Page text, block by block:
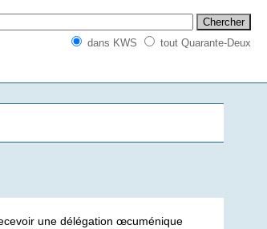
dans KWS tout Quarante-Deux
une délégation œcuménique